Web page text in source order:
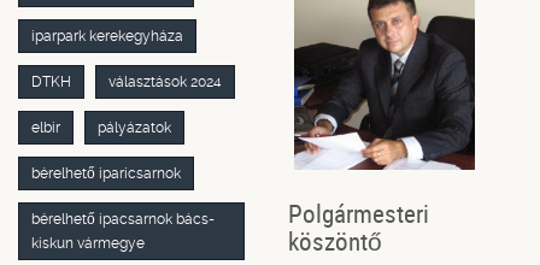
iparpark kerekegyháza
DTKH választások 2024
elbir pályázatok
bérelhető iparicsarnok
bérelhető ipacsarnok bács-
kiskun vármegye
Polgármesteri
köszöntő